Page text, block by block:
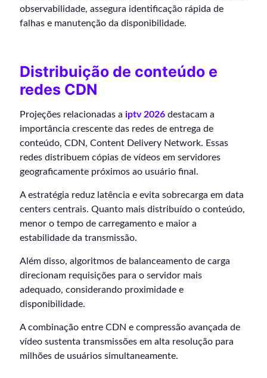
observabilidade, assegura identificação rápida de
falhas e manutenção da disponibilidade.
Distribuição de conteúdo e
redes CDN
Projeções relacionadas a iptv 2026 destacam a
importância crescente das redes de entrega de
conteúdo, CDN, Content Delivery Network. Essas
redes distribuem cópias de vídeos em servidores
geograficamente próximos ao usuário final.
A estratégia reduz latência e evita sobrecarga em data
centers centrais. Quanto mais distribuído o conteúdo,
menor o tempo de carregamento e maior a
estabilidade da transmissão.
Além disso, algoritmos de balanceamento de carga
direcionam requisições para o servidor mais
adequado, considerando proximidade e
disponibilidade.
A combinação entre CDN e compressão avançada de
vídeo sustenta transmissões em alta resolução para
milhões de usuários simultaneamente.